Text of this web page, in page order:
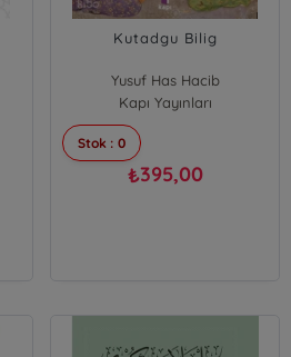
Kutadgu Bilig
Yusuf Has Hacib
Kapı Yayınları
Stok : 0
₺395,00